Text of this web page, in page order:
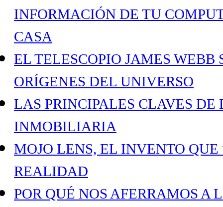
INFORMACIÓN DE TU
CASA
EL TELESCOPIO JAMES WEBB
ORÍGENES DEL UNIVERSO
LAS PRINCIPALES CLAVES
INMOBILIARIA
MOJO LENS, EL INVENTO
REALIDAD
POR QUÉ NOS AFERRAMOS A